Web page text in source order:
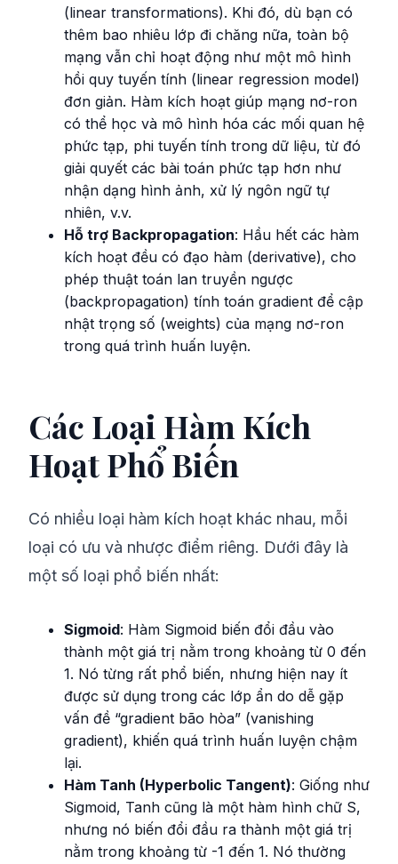
(linear transformations). Khi đó, dù bạn có
thêm bao nhiêu lớp đi chăng nữa, toàn bộ
mạng vẫn chỉ hoạt động như một mô hình
hồi quy tuyến tính (linear regression model)
đơn giản. Hàm kích hoạt giúp mạng nơ-ron
có thể học và mô hình hóa các mối quan hệ
phức tạp, phi tuyến tính trong dữ liệu, từ đó
giải quyết các bài toán phức tạp hơn như
nhận dạng hình ảnh, xử lý ngôn ngữ tự
nhiên, v.v.
Hỗ trợ Backpropagation: Hầu hết các hàm
kích hoạt đều có đạo hàm (derivative), cho
phép thuật toán lan truyền ngược
(backpropagation) tính toán gradient để cập
nhật trọng số (weights) của mạng nơ-ron
trong quá trình huấn luyện.
Các Loại Hàm Kích
Hoạt Phổ Biến
Có nhiều loại hàm kích hoạt khác nhau, mỗi
loại có ưu và nhược điểm riêng. Dưới đây là
một số loại phổ biến nhất:
Sigmoid: Hàm Sigmoid biến đổi đầu vào
thành một giá trị nằm trong khoảng từ 0 đến
1. Nó từng rất phổ biến, nhưng hiện nay ít
được sử dụng trong các lớp ẩn do dễ gặp
vấn đề “gradient bão hòa” (vanishing
gradient), khiến quá trình huấn luyện chậm
lại.
Hàm Tanh (Hyperbolic Tangent): Giống như
Sigmoid, Tanh cũng là một hàm hình chữ S,
nhưng nó biến đổi đầu ra thành một giá trị
nằm trong khoảng từ -1 đến 1. Nó thường